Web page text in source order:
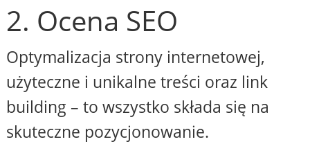
2. Ocena SEO
Optymalizacja strony internetowej,
użyteczne i unikalne treści oraz link
building – to wszystko składa się na
skuteczne pozycjonowanie.